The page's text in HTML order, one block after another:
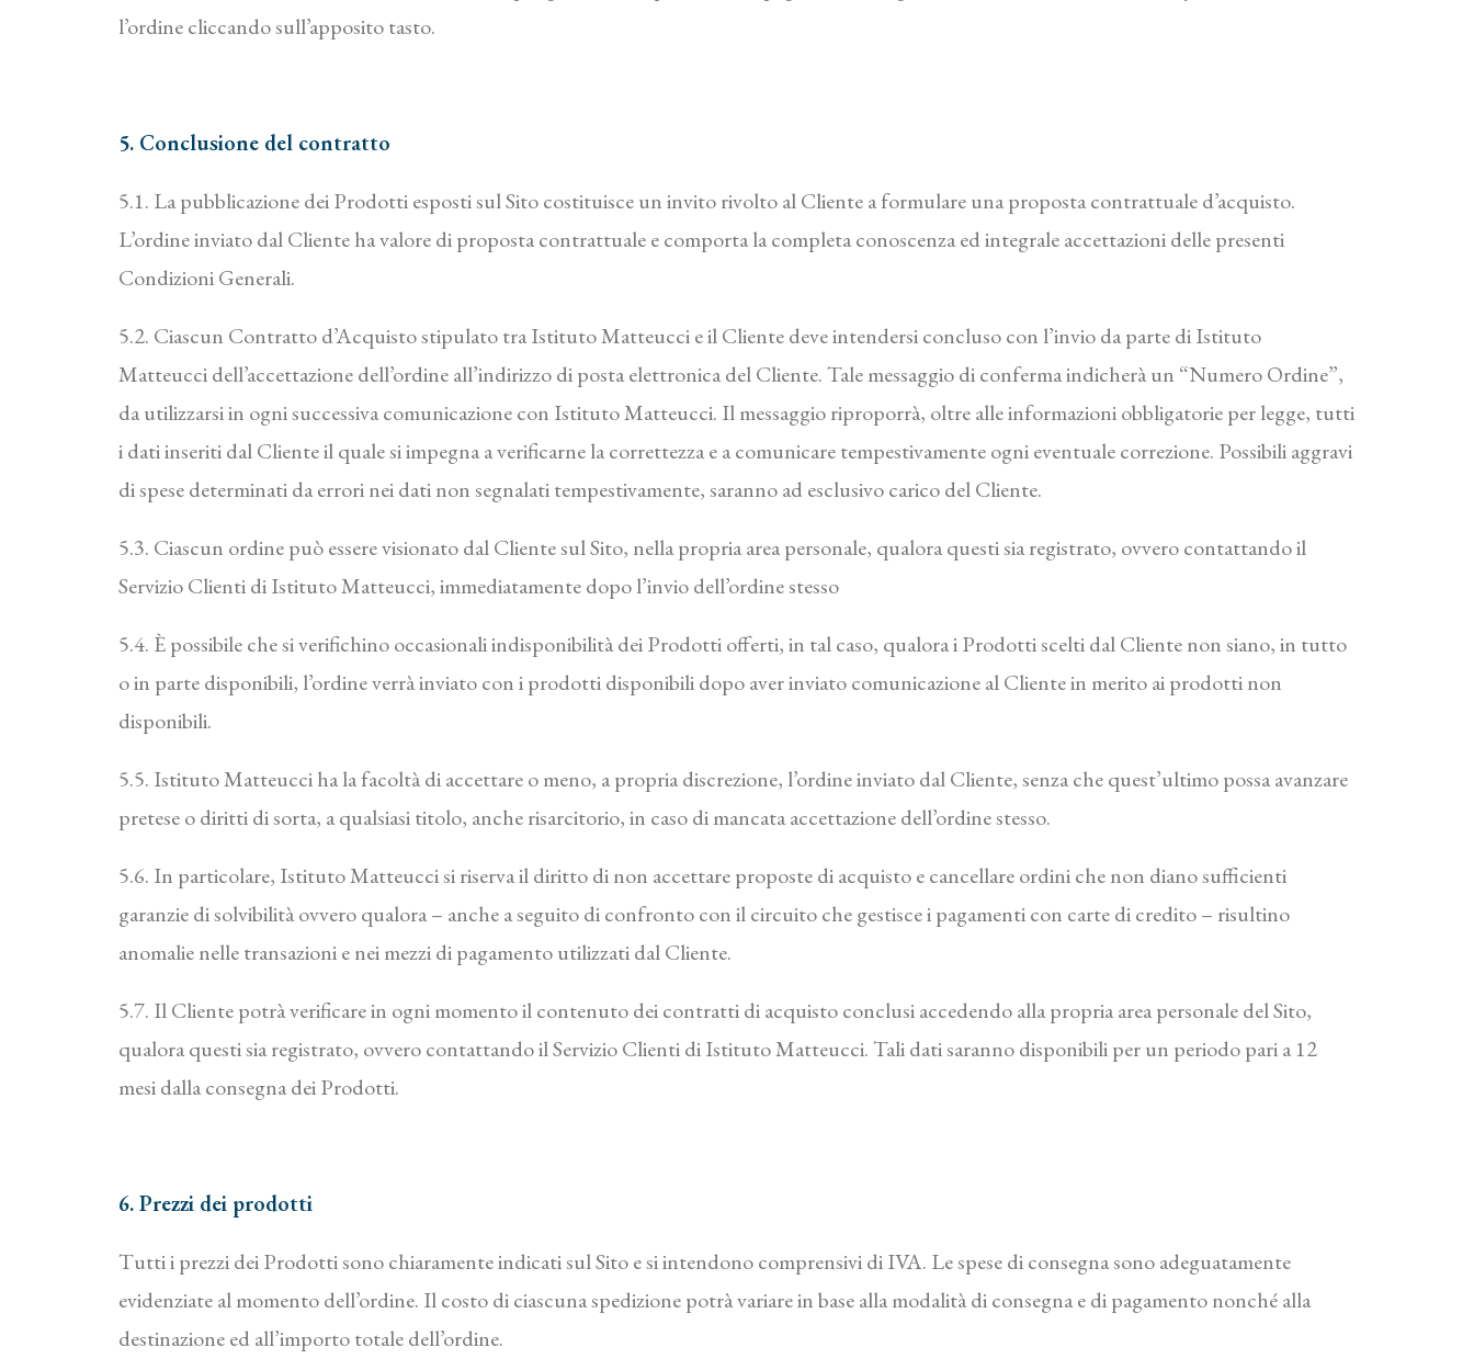
l’ordine cliccando sull’apposito tasto.
5. Conclusione del contratto
5.1. La pubblicazione dei Prodotti esposti sul Sito costituisce un invito rivolto al Cliente a formulare una proposta contrattuale d’acquisto.
L’ordine inviato dal Cliente ha valore di proposta contrattuale e comporta la completa conoscenza ed integrale accettazioni delle presenti
Condizioni Generali.
5.2. Ciascun Contratto d’Acquisto stipulato tra Istituto Matteucci e il Cliente deve intendersi concluso con l’invio da parte di Istituto
Matteucci dell’accettazione dell’ordine all’indirizzo di posta elettronica del Cliente. Tale messaggio di conferma indicherà un “Numero Ordine”,
da utilizzarsi in ogni successiva comunicazione con Istituto Matteucci. Il messaggio riproporrà, oltre alle informazioni obbligatorie per legge, tutti
i dati inseriti dal Cliente il quale si impegna a verificarne la correttezza e a comunicare tempestivamente ogni eventuale correzione. Possibili aggravi
di spese determinati da errori nei dati non segnalati tempestivamente, saranno ad esclusivo carico del Cliente.
5.3. Ciascun ordine può essere visionato dal Cliente sul Sito, nella propria area personale, qualora questi sia registrato, ovvero contattando il
Servizio Clienti di Istituto Matteucci, immediatamente dopo l’invio dell’ordine stesso
5.4. È possibile che si verifichino occasionali indisponibilità dei Prodotti offerti, in tal caso, qualora i Prodotti scelti dal Cliente non siano, in tutto
o in parte disponibili, l’ordine verrà inviato con i prodotti disponibili dopo aver inviato comunicazione al Cliente in merito ai prodotti non
disponibili.
5.5. Istituto Matteucci ha la facoltà di accettare o meno, a propria discrezione, l’ordine inviato dal Cliente, senza che quest’ultimo possa avanzare
pretese o diritti di sorta, a qualsiasi titolo, anche risarcitorio, in caso di mancata accettazione dell’ordine stesso.
5.6. In particolare, Istituto Matteucci si riserva il diritto di non accettare proposte di acquisto e cancellare ordini che non diano sufficienti
garanzie di solvibilità ovvero qualora – anche a seguito di confronto con il circuito che gestisce i pagamenti con carte di credito – risultino
anomalie nelle transazioni e nei mezzi di pagamento utilizzati dal Cliente.
5.7. Il Cliente potrà verificare in ogni momento il contenuto dei contratti di acquisto conclusi accedendo alla propria area personale del Sito,
qualora questi sia registrato, ovvero contattando il Servizio Clienti di Istituto Matteucci. Tali dati saranno disponibili per un periodo pari a 12
mesi dalla consegna dei Prodotti.
6. Prezzi dei prodotti
Tutti i prezzi dei Prodotti sono chiaramente indicati sul Sito e si intendono comprensivi di IVA. Le spese di consegna sono adeguatamente
evidenziate al momento dell’ordine. Il costo di ciascuna spedizione potrà variare in base alla modalità di consegna e di pagamento nonché alla
destinazione ed all’importo totale dell’ordine.